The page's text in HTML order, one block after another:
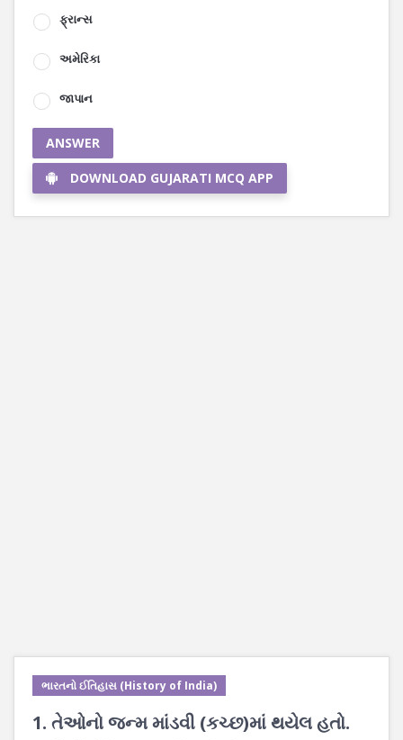
ફ્રાન્સ
અમેરિકા
જાપાન
ANSWER
DOWNLOAD GUJARATI MCQ APP
ભારતનો ઈતિહાસ (History of India)
1. તેઓનો જન્મ માંડવી (કચ્છ)માં થયેલ હતો.